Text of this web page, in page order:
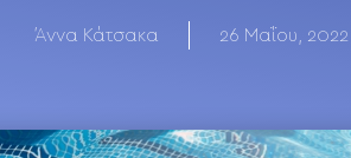
Άννα Κάτσακα 26 Μαΐου, 2022